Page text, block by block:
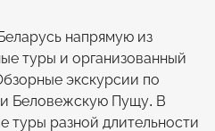
напрямую из
туры и организованный
экскурсии по
и Беловежскую Пущу. В
туры разной длительности